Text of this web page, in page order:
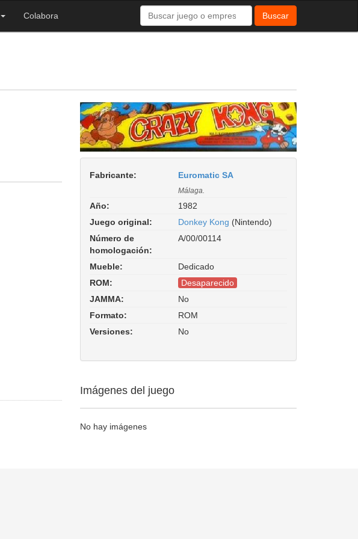
Colabora Buscar
Fabricante: Euromatic SA
Málaga.
Año:
1982
Juego original:
Donkey Kong (Nintendo)
Número de
homologación:
A/00/00114
Mueble:
Dedicado
ROM:
Desaparecido
JAMMA:
No
Formato:
ROM
Versiones:
No
Imágenes del juego
No hay imágenes